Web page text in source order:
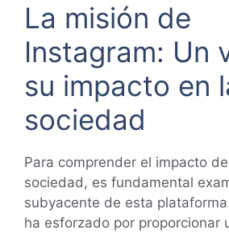
La misión de
Instagram: Un
su impacto en
sociedad
Para comprender el impacto
sociedad, es fundamental
subyacente de esta
ha esforzado por proporcionar